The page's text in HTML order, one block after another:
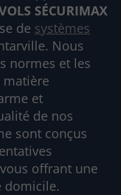
SÉCURIMAX
de systèmes
Nous
normes et les
et
de nos
sont conçus
offrant une
domicile.